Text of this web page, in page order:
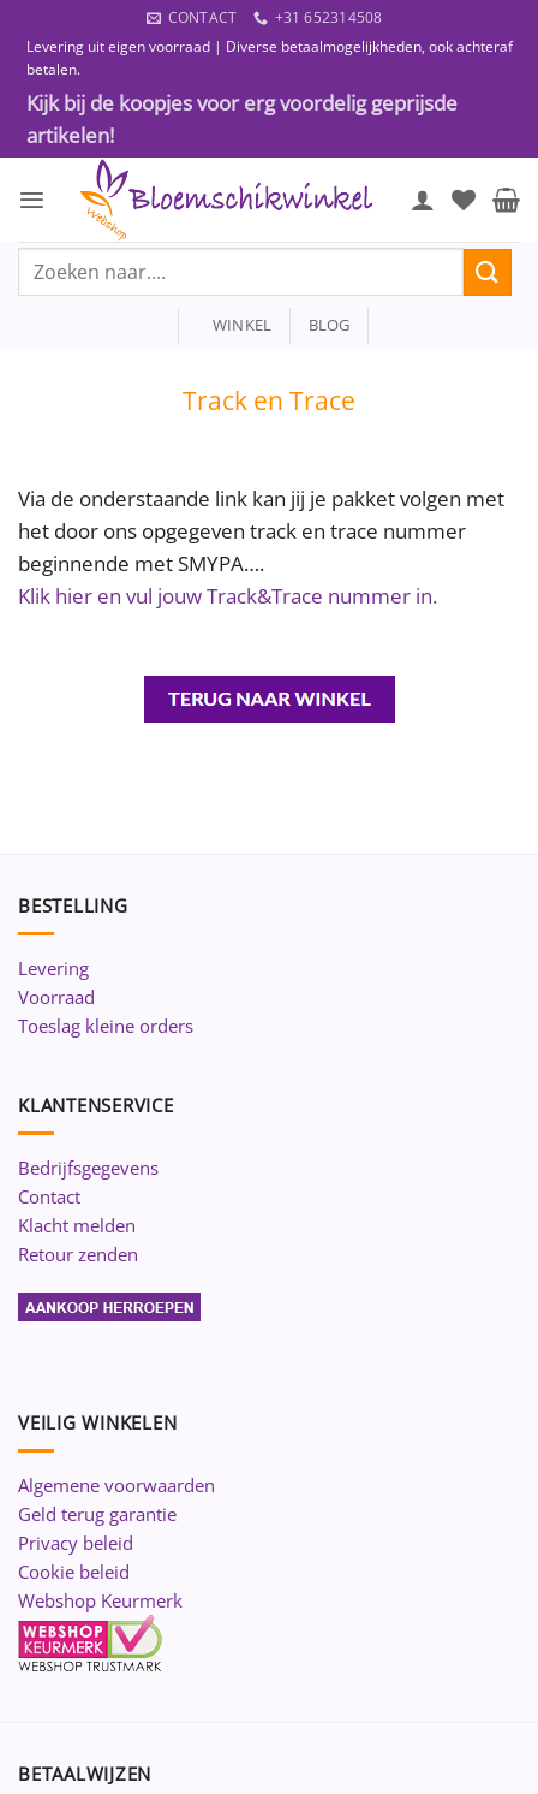
naar
inhoud
CONTACT
+31 652314508
Levering uit eigen voorraad | Diverse betaalmogelijkheden, ook achteraf
betalen.
Kijk bij de koopjes voor erg voordelig geprijsde
artikelen!
Zoeken
WINKEL BLOG
Track en Trace
Via de onderstaande link kan jij je pakket volgen met
het door ons opgegeven track en trace nummer
beginnende met SMYPA….
Klik hier en vul jouw Track&Trace nummer in.
BESTELLING
Levering
Voorraad
Toeslag kleine orders
KLANTENSERVICE
Bedrijfsgegevens
Contact
Klacht melden
Retour zenden
VEILIG WINKELEN
Algemene voorwaarden
Geld terug garantie
Privacy beleid
Cookie beleid
Webshop Keurmerk
BETAALWIJZEN